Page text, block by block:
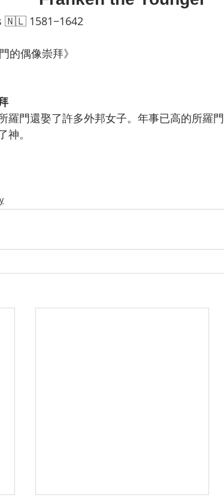
🇳🇱 1581−1642
《 所羅門的偶像崇拜》
羅門還娶了許多外邦女子。年事已高的所羅
。